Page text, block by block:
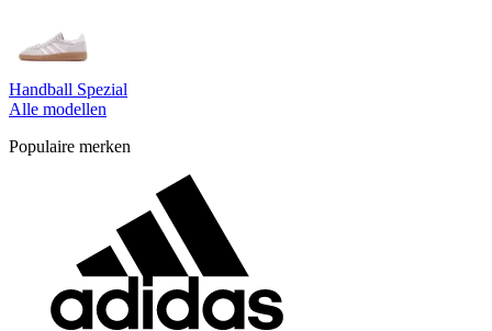
Handball Spezial
Alle modellen
Populaire merken